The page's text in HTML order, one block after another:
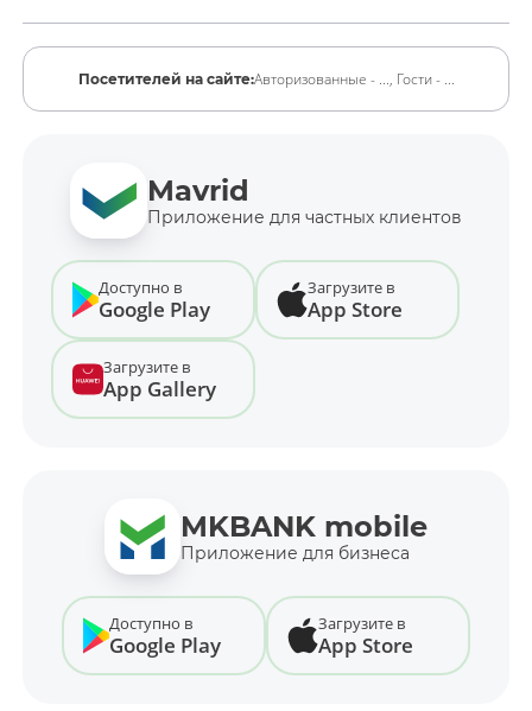
Посетителей на сайте:Авторизованные - ..., Гости - ...
Mavrid
Приложение для частных клиентов
Доступно в
Google Play
Загрузите в
App Store
Загрузите в
App Gallery
MKBANK mobile
Приложение для бизнеса
Доступно в
Google Play
Загрузите в
App Store